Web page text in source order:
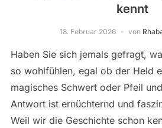
kennt
18. Februar 2026 von
Haben Sie sich jemals gefragt,
so wohlfühlen, egal ob der Held
magisches Schwert oder Pfeil
Antwort ist ernüchternd und
Weil wir die Geschichte schon